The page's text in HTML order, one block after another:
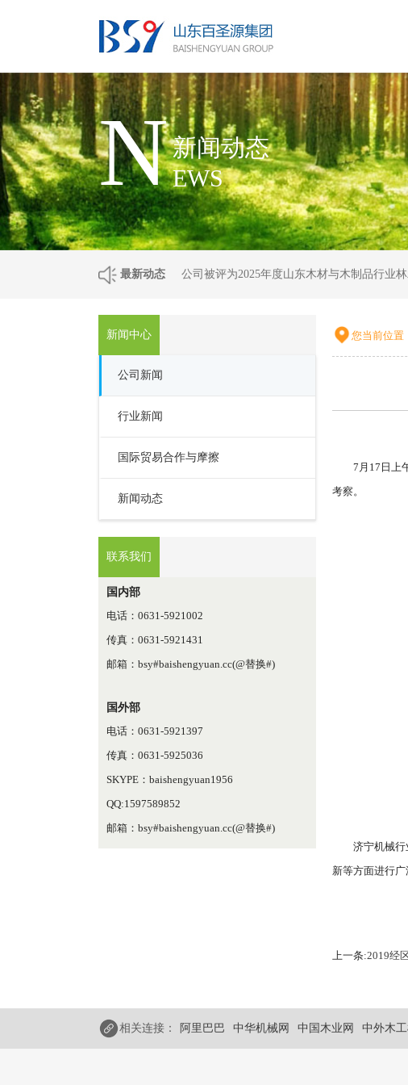
N新闻动态
EWS
最新动态 公司被评为2025年度山东木材与木制品行业
新闻中心
公司新闻
行业新闻
国际贸易合作与摩擦
新闻动态
联系我们
国内部
电话：0631-5921002
传真：0631-5921431
邮箱：bsy#baishengyuan.cc(@替换#)
国外部
电话：0631-5921397
传真：0631-5925036
SKYPE：baishengyuan1956
QQ:1597589852
邮箱：bsy#baishengyuan.cc(@替换#)
您当前位置
7月17日上
考察。
济宁机械
新等方面进行广
上一条:2019经
相关连接： 阿里巴巴 中华机械网 中国木业网 中外木